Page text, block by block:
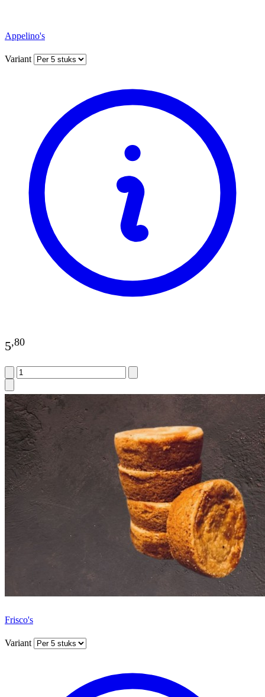
Appelino's
Variant
5,80
Frisco's
Variant